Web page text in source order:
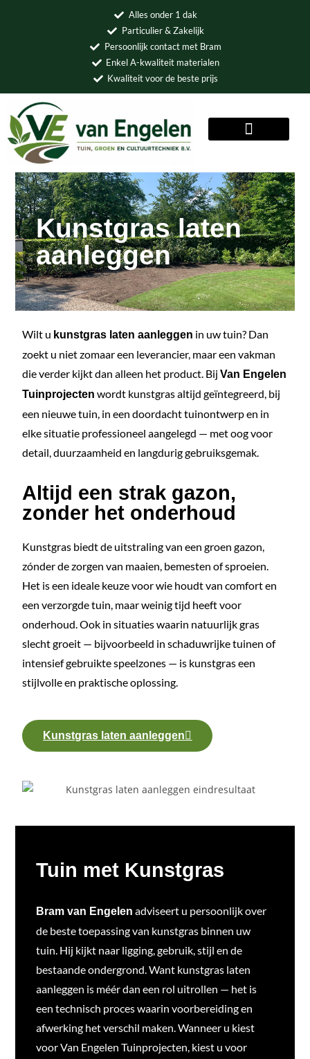
Alles onder 1 dak
Particulier & Zakelijk
Persoonlijk contact met Bram
Enkel A-kwaliteit materialen
Kwaliteit voor de beste prijs
Kunstgras laten
aanleggen
Wilt u kunstgras laten aanleggen in uw tuin? Dan
zoekt u niet zomaar een leverancier, maar een vakman
die verder kijkt dan alleen het product. BijVan Engelen
Tuinprojecten wordt kunstgras altijd geïntegreerd, bij
een nieuwe tuin, in een doordacht tuinontwerp en in
elke situatie professioneel aangelegd — met oog voor
detail, duurzaamheid en langdurig gebruiksgemak.
Altijd een strak gazon,
zonder het onderhoud
Kunstgras biedt de uitstraling van een groen gazon,
zónder de zorgen van maaien, bemesten of sproeien.
Het is een ideale keuze voor wie houdt van comfort en
een verzorgde tuin, maar weinig tijd heeft voor
onderhoud. Ook in situaties waarin natuurlijk gras
slecht groeit — bijvoorbeeld in schaduwrijke tuinen of
intensief gebruikte speelzones — is kunstgras een
stijlvolle en praktische oplossing.
Kunstgras laten aanleggen
Tuin met Kunstgras
Bram van Engelen adviseert u persoonlijk over
de beste toepassing van kunstgras binnen uw
tuin. Hij kijkt naar ligging, gebruik, stijl en de
bestaande ondergrond. Want kunstgras laten
aanleggen is méér dan een rol uitrollen — het is
een technisch proces waarin voorbereiding en
afwerking het verschil maken.Wanneer u kiest
voor Van Engelen Tuinprojecten, kiest u voor